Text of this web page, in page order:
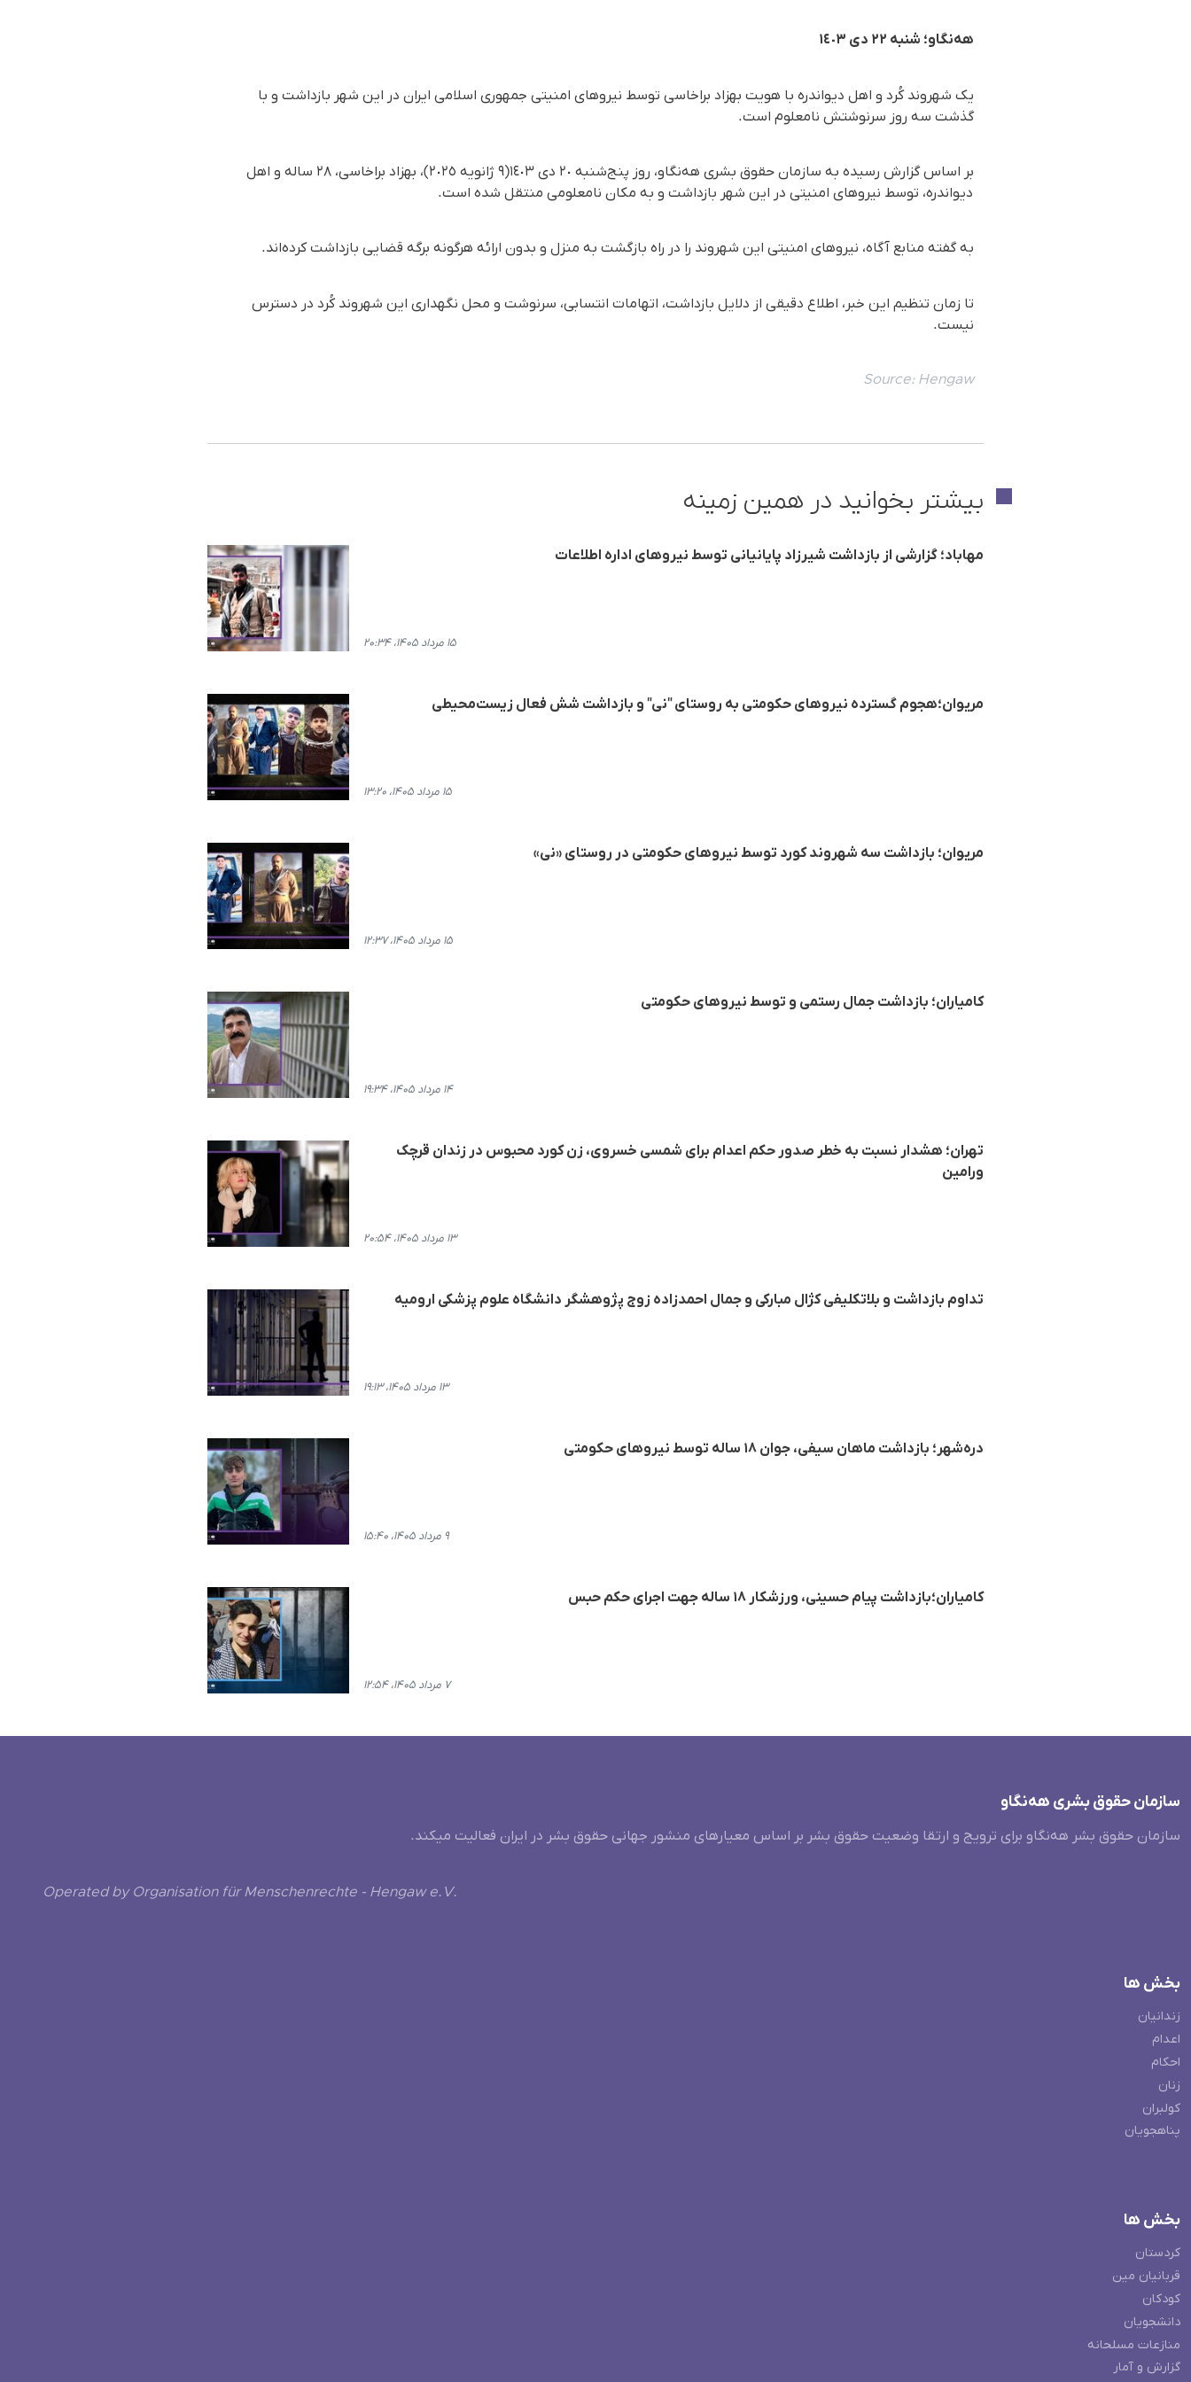
هەنگاو؛ شنبه ۲۲ دی ١٤٠٣
یک شهروند کُرد و اهل دیواندرە با هویت بهزاد براخاسی توسط نیروهای امنیتی جمهوری اسلامی ایران در این شهر بازداشت و با
گذشت سه روز سرنوشتش نامعلوم است.
بر اساس گزارش رسیده به سازمان حقوق بشری هه‌نگاو، روز پنج‌شنبه ٢٠ دی ١٤٠٣(٩ ژانویە ٢٠٢٥)، بهزاد براخاسی، ٢٨ سالە و اهل
دیواندرە، توسط نیروهای امنیتی در این شهر بازداشت و به مکان نامعلومی منتقل شده است.
بە گفتە منابع آگاە، نیروهای امنیتی این شهروند را در راە بازگشت بە منزل و بدون ارائه هرگونه برگه قضایی بازداشت کردەاند.
تا زمان تنظیم این خبر، اطلاع دقیقی از دلایل بازداشت، اتهامات انتسابی، سرنوشت و محل نگهداری این شهروند کُرد در دسترس
نیست.
Source: Hengaw
بیشتر بخوانید در همین زمینه
مهاباد؛ گزارشی از بازداشت شیرزاد پایانیانی توسط نیروهای اداره اطلاعات
۱۵ مرداد ۱۴۰۵، ۲۰:۳۴
مریوان؛هجوم گسترده نیروهای حکومتی به روستای "نی" و بازداشت شش فعال زیست‌محیطی
۱۵ مرداد ۱۴۰۵، ۱۳:۲۰
مریوان؛ بازداشت سه شهروند کورد توسط نیروهای حکومتی در روستای «نی»
۱۵ مرداد ۱۴۰۵، ۱۲:۳۷
کامیاران؛ بازداشت جمال رستمی و توسط نیروهای حکومتی
۱۴ مرداد ۱۴۰۵، ۱۹:۳۴
تهران؛ هشدار نسبت به خطر صدور حکم اعدام برای شمسی خسروی، زن کورد محبوس در زندان قرچک
ورامین
۱۳ مرداد ۱۴۰۵، ۲۰:۵۴
تداوم بازداشت و بلاتکلیفی کژال مبارکی و جمال احمدزاده زوج پژوهشگر دانشگاه علوم پزشکی ارومیه
۱۳ مرداد ۱۴۰۵، ۱۹:۱۳
دره‌شهر؛ بازداشت ماهان سیفی، جوان ۱۸ ساله توسط نیروهای حکومتی
۹ مرداد ۱۴۰۵، ۱۵:۴۰
کامیاران؛بازداشت پیام حسینی، ورزشکار ۱۸ ساله جهت اجرای حکم حبس
۷ مرداد ۱۴۰۵، ۱۲:۵۴
سازمان حقوق بشری هەنگاو
سازمان حقوق بشر هه‌نگاو برای ترویج و ارتقا وضعیت حقوق بشر بر اساس معیارهای منشور جهانی حقوق بشر در ایران فعالیت میکند.
Operated by Organisation für Menschenrechte - Hengaw e.V.
بخش ها
زندانیان
اعدام
احکام
زنان
کولبران
پناهجویان
بخش ها
کردستان
قربانیان مین
کودکان
دانشجویان
منازعات مسلحانه
گزارش و آمار